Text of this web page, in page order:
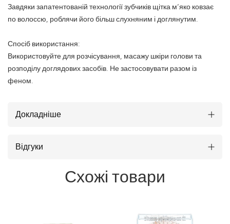
Завдяки запатентованій технології зубчиків щітка м’яко ковзає
по волоссю, роблячи його більш слухняним і доглянутим.
Спосіб використання:
Використовуйте для розчісування, масажу шкіри голови та
розподілу доглядових засобів. Не застосовувати разом із
феном.
Докладніше
Відгуки
Схожі товари